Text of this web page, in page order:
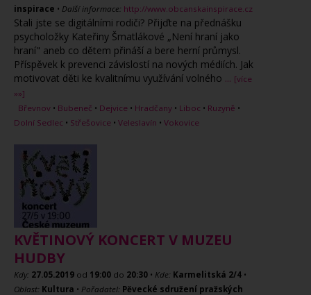
inspirace • Další informace: http://www.obcanskainspirace.cz
Stali jste se digitálními rodiči? Přijďte na přednášku
psycholožky Kateřiny Šmatlákové „Není hraní jako
hraní" aneb co dětem přináší a bere herní průmysl.
Příspěvek k prevenci závislostí na nových médiích. Jak
motivovat děti ke kvalitnímu využívání volného ... [více
»»]
Břevnov • Bubeneč • Dejvice • Hradčany • Liboc • Ruzyně •
Dolní Sedlec • Střešovice • Veleslavín • Vokovice
KVĚTINOVÝ KONCERT V MUZEU
HUDBY
Kdy: 27.05.2019 od 19:00 do 20:30 • Kde: Karmelitská 2/4 •
Oblast: Kultura • Pořadatel: Pěvecké sdružení pražských